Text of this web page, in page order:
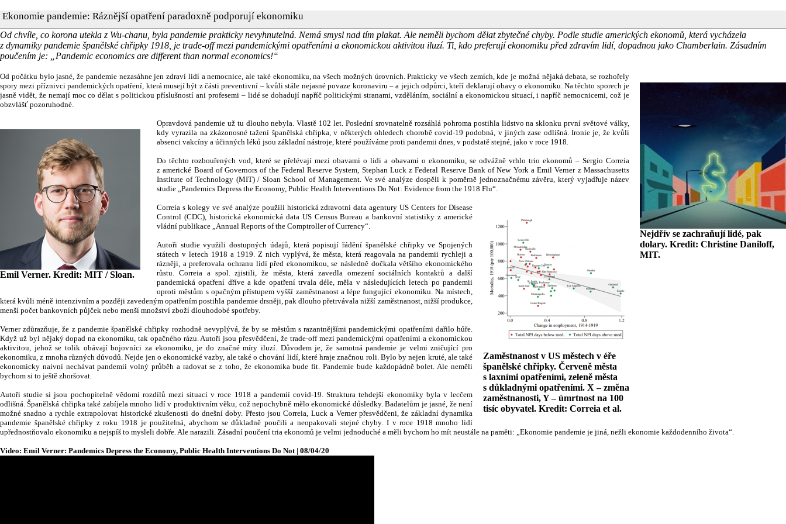
Ekonomie pandemie: Ráznější opatření paradoxně podporují ekonomiku
Od chvíle, co korona utekla z Wu-chanu, byla pandemie prakticky nevyhnutelná. Nemá smysl nad tím plakat. Ale neměli bychom dělat zbytečné chyby. Podle studie amerických ekonomů, která vycházela
z dynamiky pandemie španělské chřipky 1918, je trade-off mezi pandemickými opatřeními a ekonomickou aktivitou iluzí. Ti, kdo preferují ekonomiku před zdravím lidí, dopadnou jako Chamberlain. Zásadním
poučením je: „Pandemic economics are different than normal economics!“
Nejdřív se zachraňují lidé, pak
dolary. Kredit: Christine Daniloff,
MIT.
Od počátku bylo jasné, že pandemie nezasáhne jen zdraví lidí a nemocnice, ale také ekonomiku, na všech možných úrovních. Prakticky ve všech zemích, kde je možná nějaká debata, se rozhořely
spory mezi příznivci pandemických opatření, která musejí být z části preventivní – kvůli stále nejasné povaze koronaviru – a jejich odpůrci, kteří deklarují obavy o ekonomiku. Na těchto sporech je
jasně vidět, že nemají moc co dělat s politickou příslušností ani profesemi – lidé se dohadují napříč politickými stranami, vzděláním, sociální a ekonomickou situací, i napříč nemocnicemi, což je
obzvlášť pozoruhodné.
Emil Verner. Kredit: MIT / Sloan.
Opravdová pandemie už tu dlouho nebyla. Vlastě 102 let. Poslední srovnatelně rozsáhlá pohroma postihla lidstvo na sklonku první světové války,
kdy vyrazila na zkázonosné tažení španělská chřipka, v některých ohledech chorobě covid-19 podobná, v jiných zase odlišná. Ironie je, že kvůli
absenci vakcíny a účinných léků jsou základní nástroje, které používáme proti pandemii dnes, v podstatě stejné, jako v roce 1918.
Do těchto rozbouřených vod, které se přelévají mezi obavami o lidi a obavami o ekonomiku, se odvážně vrhlo trio ekonomů – Sergio Correia
z americké Board of Governors of the Federal Reserve System, Stephan Luck z Federal Reserve Bank of New York a Emil Verner z Massachusetts
Institute of Technology (MIT) / Sloan School of Management. Ve své analýze dospěli k poměrně jednoznačnému závěru, který vyjadřuje název
studie „Pandemics Depress the Economy, Public Health Interventions Do Not: Evidence from the 1918 Flu“.
Zaměstnanost v US městech v éře
španělské chřipky. Červeně města
s laxními opatřeními, zeleně města
s důkladnými opatřeními. X – změna
zaměstnanosti, Y – úmrtnost na 100
tisíc obyvatel. Kredit: Correia et al.
Correia s kolegy ve své analýze použili historická zdravotní data agentury US Centers for Disease
Control (CDC), historická ekonomická data US Census Bureau a bankovní statistiky z americké
vládní publikace „Annual Reports of the Comptroller of Currency“.
Autoři studie využili dostupných údajů, která popisují řádění španělské chřipky ve Spojených
státech v letech 1918 a 1919. Z nich vyplývá, že města, která reagovala na pandemii rychleji a
rázněji, a preferovala ochranu lidí před ekonomikou, se následně dočkala většího ekonomického
růstu. Correia a spol. zjistili, že města, která zavedla omezení sociálních kontaktů a další
pandemická opatření dříve a kde opatření trvala déle, měla v následujících letech po pandemii
oproti městům s opačným přístupem vyšší zaměstnanost a lépe fungující ekonomiku. Na místech,
která kvůli méně intenzivním a později zavedeným opatřením postihla pandemie drsněji, pak dlouho přetrvávala nižší zaměstnanost, nižší produkce,
menší počet bankovních půjček nebo menší množství zboží dlouhodobé spotřeby.
Verner zdůrazňuje, že z pandemie španělské chřipky rozhodně nevyplývá, že by se městům s razantnějšími pandemickými opatřeními dařilo hůře.
Když už byl nějaký dopad na ekonomiku, tak opačného rázu. Autoři jsou přesvědčeni, že trade-off mezi pandemickými opatřeními a ekonomickou
aktivitou, jehož se tolik obávají bojovníci za ekonomiku, je do značné míry iluzí. Důvodem je, že samotná pandemie je velmi zničující pro
ekonomiku, z mnoha různých důvodů. Nejde jen o ekonomické vazby, ale také o chování lidí, které hraje značnou roli. Bylo by nejen kruté, ale také
ekonomicky naivní nechávat pandemii volný průběh a radovat se z toho, že ekonomika bude fit. Pandemie bude každopádně bolet. Ale neměli
bychom si to ještě zhoršovat.
Autoři studie si jsou pochopitelně vědomi rozdílů mezi situací v roce 1918 a pandemií covid-19. Struktura tehdejší ekonomiky byla v lecčem
odlišná. Španělská chřipka také zabíjela mnoho lidí v produktivním věku, což nepochybně mělo ekonomické důsledky. Badatelům je jasné, že není
možné snadno a rychle extrapolovat historické zkušenosti do dnešní doby. Přesto jsou Correia, Luck a Verner přesvědčeni, že základní dynamika
pandemie španělské chřipky z roku 1918 je použitelná, abychom se důkladně poučili a neopakovali stejné chyby. I v roce 1918 mnoho lidí
upřednostňovalo ekonomiku a nejspíš to mysleli dobře. Ale narazili. Zásadní poučení tria ekonomů je velmi jednoduché a měli bychom ho mít neustále na paměti: „Ekonomie pandemie je jiná, nežli ekonomie každodenního života“.
Video: Emil Verner: Pandemics Depress the Economy, Public Health Interventions Do Not | 08/04/20